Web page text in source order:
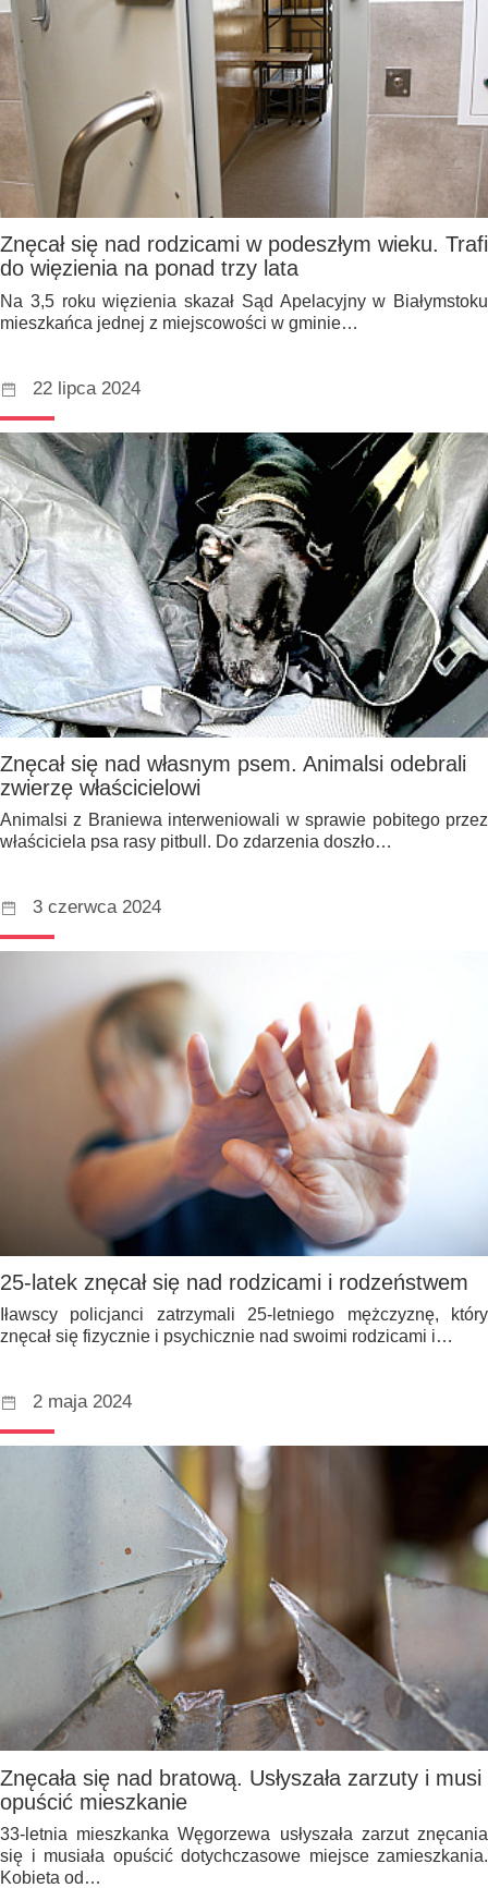
Znęcał się nad rodzicami w podeszłym wieku. Trafi
do więzienia na ponad trzy lata
Na 3,5 roku więzienia skazał Sąd Apelacyjny w Białymstoku
mieszkańca jednej z miejscowości w gminie…
22 lipca 2024
Znęcał się nad własnym psem. Animalsi odebrali
zwierzę właścicielowi
Animalsi z Braniewa interweniowali w sprawie pobitego przez
właściciela psa rasy pitbull. Do zdarzenia doszło…
3 czerwca 2024
25-latek znęcał się nad rodzicami i rodzeństwem
Iławscy policjanci zatrzymali 25-letniego mężczyznę, który
znęcał się fizycznie i psychicznie nad swoimi rodzicami i…
2 maja 2024
Znęcała się nad bratową. Usłyszała zarzuty i musi
opuścić mieszkanie
33-letnia mieszkanka Węgorzewa usłyszała zarzut znęcania
się i musiała opuścić dotychczasowe miejsce zamieszkania.
Kobieta od…